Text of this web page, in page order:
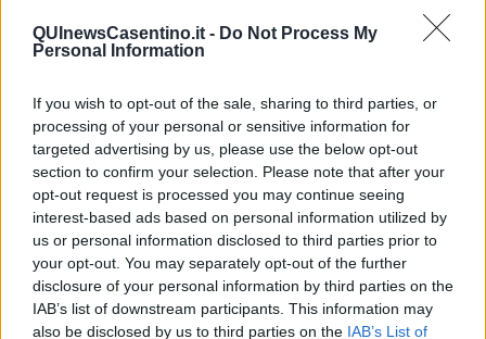
QUInewsCasentino.it - Do Not Process My
Personal Information
If you wish to opt-out of the sale, sharing to third parties, or
processing of your personal or sensitive information for
targeted advertising by us, please use the below opt-out
section to confirm your selection. Please note that after your
opt-out request is processed you may continue seeing
interest-based ads based on personal information utilized by
us or personal information disclosed to third parties prior to
your opt-out. You may separately opt-out of the further
disclosure of your personal information by third parties on the
IAB’s list of downstream participants. This information may
also be disclosed by us to third parties on the IAB’s List of
FIRENZE —Dodici comuni al voto in Toscana per cinque fusioni.
Oggi e domani si tiene il referendum consultivo per queste ipotesi
di fusione:Bibbiena-Chiusi della Verna-Ortignano Raggiolo
Chiusi della Verna-Chitignano-Castel Focognano; Rio Marina-
Rio nell'Elba; Pergine Valdarno-Laterina; Pieve Fosciana-
Fosciandora-San Romano in Garfagnana. I cittadini diChiusi
della Vernaavranno due possibilità diverse di fusione.
affluenze, intorno alle 12 di domenica 29 ottobre, sono state le
seguenti.